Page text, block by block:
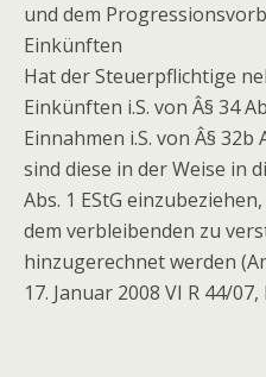
und dem
Einkünften
Hat der Steuerpflichtige
Einkünften i.S. von Â§ 34
Einnahmen i.S. von Â§ 32b
sind diese in der Weise in
Abs. 1 EStG
dem verbleibenden zu
hinzugerechnet werden
17. Januar 2008 VI R 44/07,